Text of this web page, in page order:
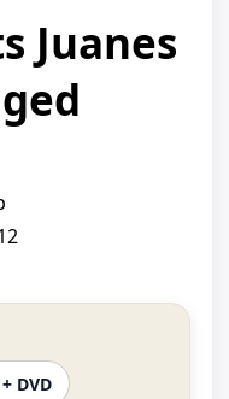
Juanes
DVD